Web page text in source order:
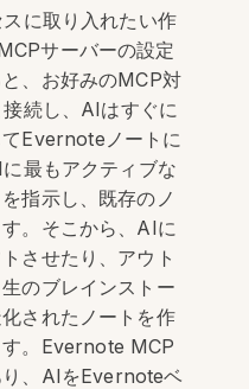
に取り入れたい作
サーバーの設定
、お好みのMCP対
続し、AIはすぐに
Evernoteノートに
最もアクティブな
指示し、既存のノ
。そこから、AIに
させたり、アウト
のブレインストー
されたノートを作
。Evernote MCP
、AIをEvernoteベ